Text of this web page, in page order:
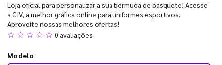
Loja oficial para personalizar a sua bermuda de basquete! Acesse
a GIV, a melhor gráfica online para uniformes esportivos.
Aproveite nossas melhores ofertas!
☆ ☆ ☆ ☆ ☆ 0 avaliações
Modelo